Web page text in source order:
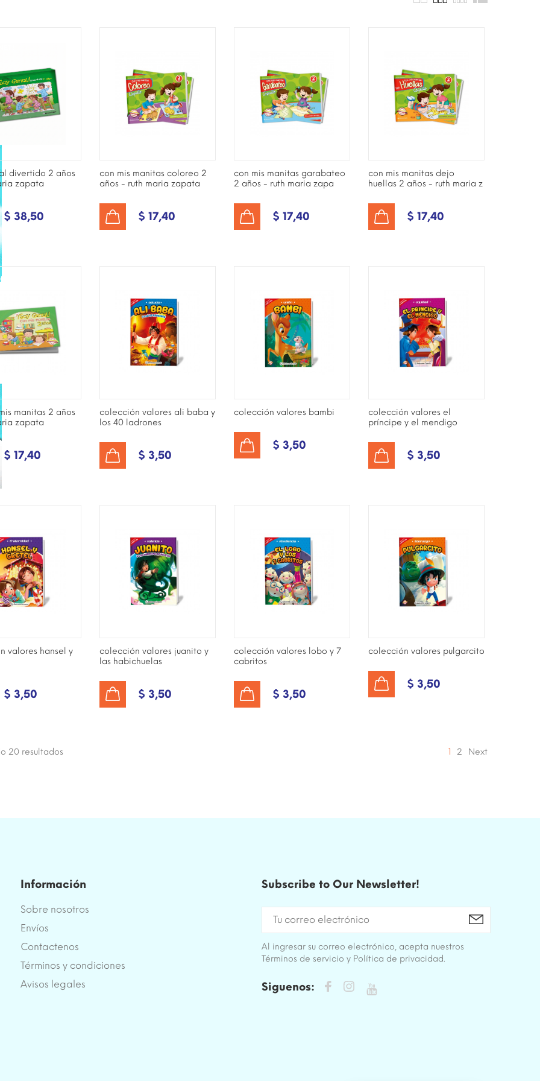
divertido 2 años
zapata
$ 38,50
con mis manitas coloreo 2
años - ruth maria zapata
$ 17,40
con mis manitas garabateo
2 años - ruth maria zapa
$ 17,40
con mis manitas dejo
huellas 2 años - ruth maria z
$ 17,40
SÓLO EN
manitas 2 años
zapata
$ 17,40
colección valores ali baba y
los 40 ladrones
$ 3,50
colección valores bambi
$ 3,50
colección valores el
príncipe y el mendigo
$ 3,50
valores hansel y
$ 3,50
colección valores juanito y
las habichuelas
$ 3,50
colección valores lobo y 7
cabritos
$ 3,50
colección valores pulgarcito
$ 3,50
20 resultados 1 2 Next
Información
Sobre nosotros
Envíos
Contactenos
Términos y condiciones
Avisos legales
Subscribe to Our Newsletter!
Al ingresar su correo electrónico, acepta nuestros
Términos de servicio y Política de privacidad.
Siguenos: